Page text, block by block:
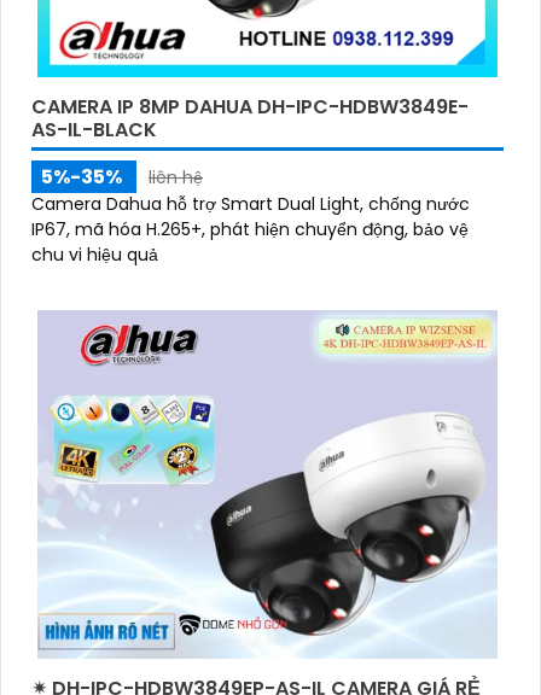
CAMERA IP 8MP DAHUA DH-IPC-HDBW3849E-
AS-IL-BLACK
5%-35%
liên hệ
Camera Dahua hỗ trợ Smart Dual Light, chống nước
IP67, mã hóa H.265+, phát hiện chuyển động, bảo vệ
chu vi hiệu quả
✴ DH-IPC-HDBW3849EP-AS-IL CAMERA GIÁ RẺ